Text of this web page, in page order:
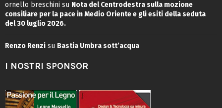
ornello breschini su Nota del Centrodestra sulla mozione
consiliare per la pace in Medio Oriente e gli esiti della seduta
del 30 luglio 2026.
Renzo Renzi su Bastia Umbra sott’acqua
I NOSTRI SPONSOR